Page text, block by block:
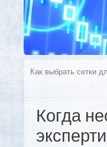
Как выбрать сетки
Когда